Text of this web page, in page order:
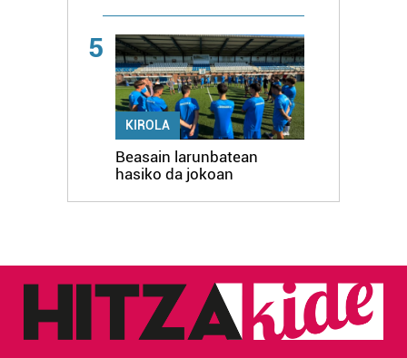
5
KIROLA
Beasain larunbatean
hasiko da jokoan